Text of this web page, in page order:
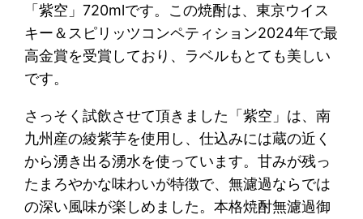
「紫空」720mlです。この焼酎は、東京ウイス
キー＆スピリッツコンペティション2024年で最
高金賞を受賞しており、ラベルもとても美しい
です。
さっそく試飲させて頂きました「紫空」は、南
九州産の綾紫芋を使用し、仕込みには蔵の近く
から湧き出る湧水を使っています。甘みが残っ
たまろやかな味わいが特徴で、無濾過ならでは
の深い風味が楽しめました。本格焼酎無濾過御